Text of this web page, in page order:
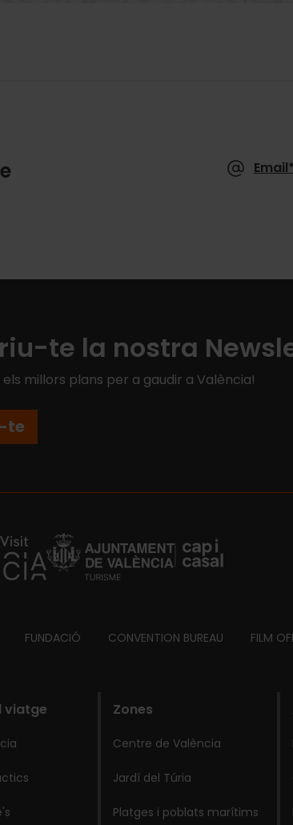
Email*
te la nostra
millors plans per a gaudir a València!
te
FUNDACIÓ CONVENTION BUREAU FILM
viatge Zones
Centre de València
Jardí del Túria
Platges i poblats marítims